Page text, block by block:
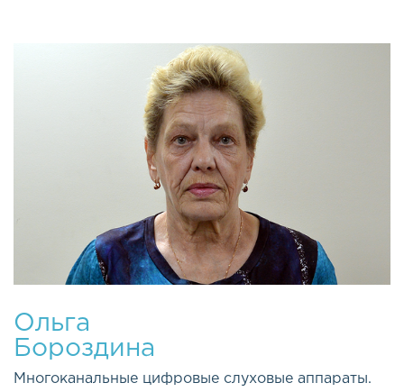
Ольга
Бороздина
Многоканальные цифровые слуховые аппараты.